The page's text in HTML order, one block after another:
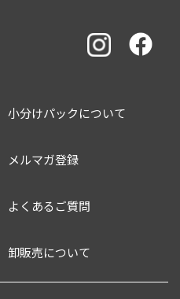
小分けパックについて
メルマガ登録
よくあるご質問
卸販売について